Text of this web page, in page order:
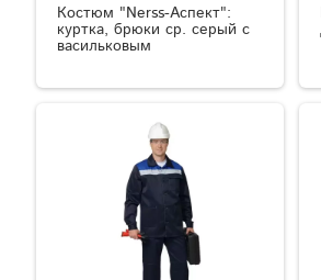
Костюм "Nerss-Аспект":
куртка, брюки ср. серый с
васильковым